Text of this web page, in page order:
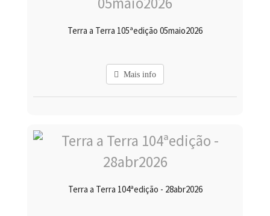
Terra a Terra 105ªedição 05maio2026
Mais info
Terra a Terra 104ªedição - 28abr2026